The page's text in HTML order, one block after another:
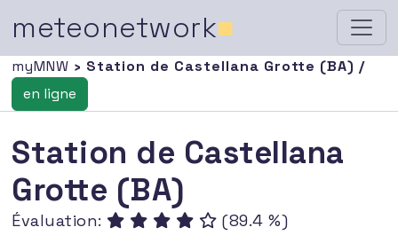
meteonetwork■
myMNW › Station de Castellana Grotte (BA) /
en ligne
Station de Castellana
Grotte (BA)
Évaluation: (89.4 %)